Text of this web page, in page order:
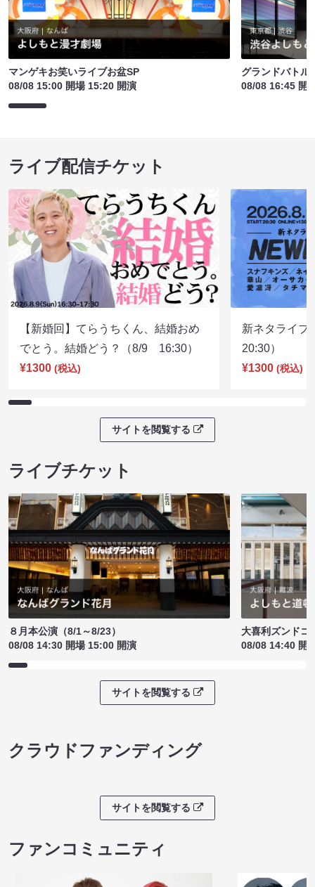
マンゲキお笑いライブお盆SP
08/08 15:00 開場 15:20 開演
グランドバトル
08/08 16:45 開
ライブ配信チケット
【新婚回】てらうちくん、結婚おめ
でとう。結婚どう？（8/9 16:30）
¥1300 (税込)
新ネタライ
20:30）
¥1300 (税込)
サイトを閲覧する
ライブチケット
８月本公演（8/1～8/23）
08/08 14:30 開場 15:00 開演
大喜利ズンドコ
08/08 14:40 開
サイトを閲覧する
クラウドファンディング
サイトを閲覧する
ファンコミュニティ